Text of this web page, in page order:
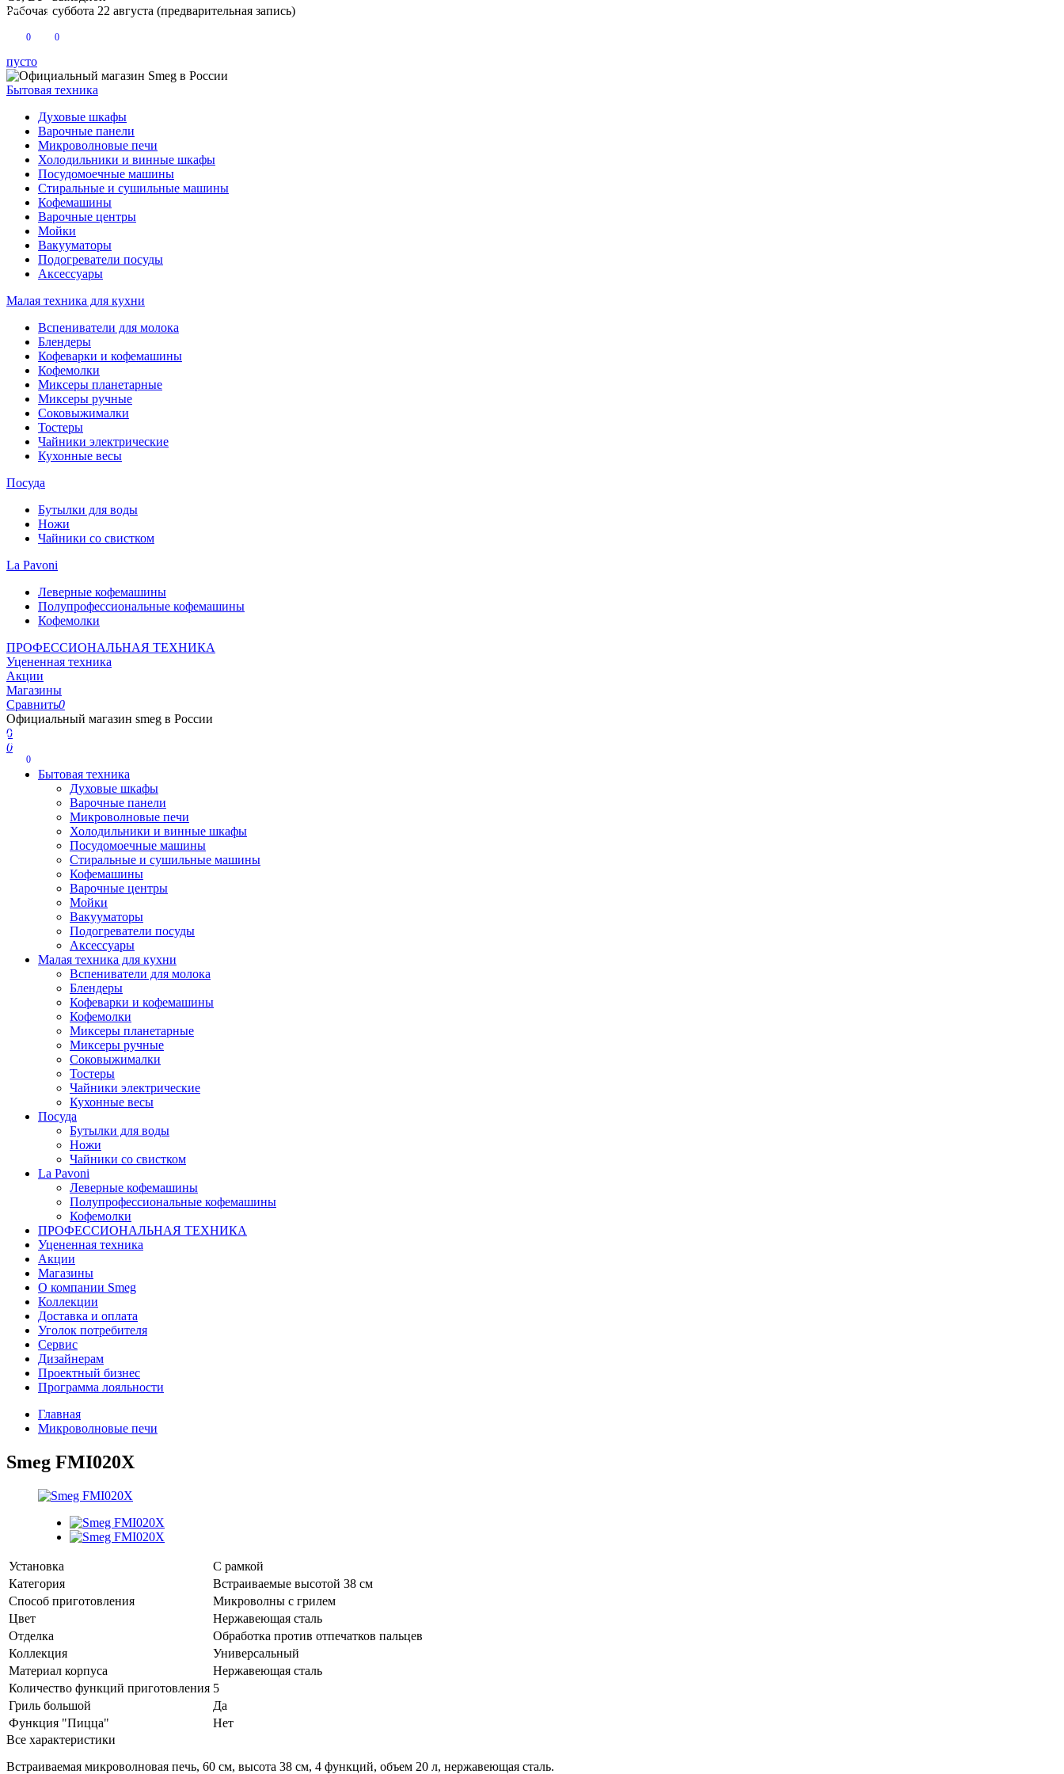
Рабочая суббота 22 августа (предварительная запись)
0 0
пусто
Бытовая техника
Духовые шкафы
Варочные панели
Микроволновые печи
Холодильники и винные шкафы
Посудомоечные машины
Стиральные и сушильные машины
Кофемашины
Варочные центры
Мойки
Вакууматоры
Подогреватели посуды
Аксессуары
Малая техника для кухни
Вспениватели для молока
Блендеры
Кофеварки и кофемашины
Кофемолки
Миксеры планетарные
Миксеры ручные
Соковыжималки
Тостеры
Чайники электрические
Кухонные весы
Посуда
Бутылки для воды
Ножи
Чайники со свистком
La Pavoni
Леверные кофемашины
Полупрофессиональные кофемашины
Кофемолки
ПРОФЕССИОНАЛЬНАЯ ТЕХНИКА
Уцененная техника
Акции
Магазины
Сравнить0
Официальный магазин smeg в России
0
0
0
Бытовая техника
Духовые шкафы
Варочные панели
Микроволновые печи
Холодильники и винные шкафы
Посудомоечные машины
Стиральные и сушильные машины
Кофемашины
Варочные центры
Мойки
Вакууматоры
Подогреватели посуды
Аксессуары
Малая техника для кухни
Вспениватели для молока
Блендеры
Кофеварки и кофемашины
Кофемолки
Миксеры планетарные
Миксеры ручные
Соковыжималки
Тостеры
Чайники электрические
Кухонные весы
Посуда
Бутылки для воды
Ножи
Чайники со свистком
La Pavoni
Леверные кофемашины
Полупрофессиональные кофемашины
Кофемолки
ПРОФЕССИОНАЛЬНАЯ ТЕХНИКА
Уцененная техника
Акции
Магазины
О компании Smeg
Коллекции
Доставка и оплата
Уголок потребителя
Сервис
Дизайнерам
Проектный бизнес
Программа лояльности
Главная
Микроволновые печи
Smeg FMI020X
Установка
С рамкой
Категория
Встраиваемые высотой 38 см
Способ приготовления
Микроволны с грилем
Цвет
Нержавеющая сталь
Отделка
Обработка против отпечатков пальцев
Коллекция
Универсальный
Материал корпуса
Нержавеющая сталь
Количество функций приготовления 5
Гриль большой
Да
Функция "Пицца"
Нет
Все характеристики
Встраиваемая микроволновая печь, 60 см, высота 38 см, 4 функций, объем 20 л, нержавеющая сталь.